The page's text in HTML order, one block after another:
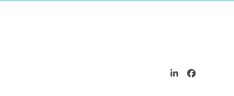
LinkedInFacebook